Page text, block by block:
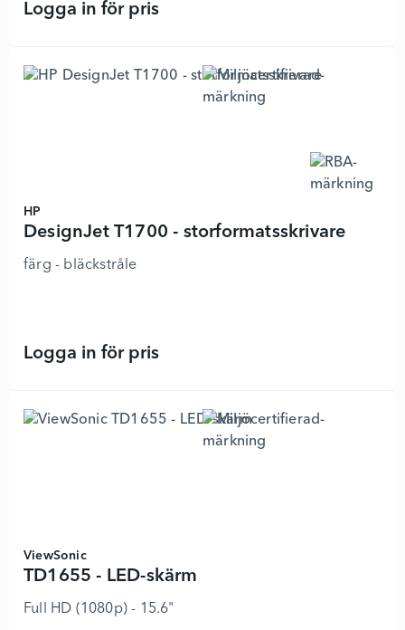
Logga in för prisDesignJet T1700 PostScript -
HP
DesignJet T1700 - storformatsskrivare
färg - bläckstråle
Logga in för prisDesignJet T1700 -
ViewSonic
TD1655 - LED-skärm
Full HD (1080p) - 15.6"